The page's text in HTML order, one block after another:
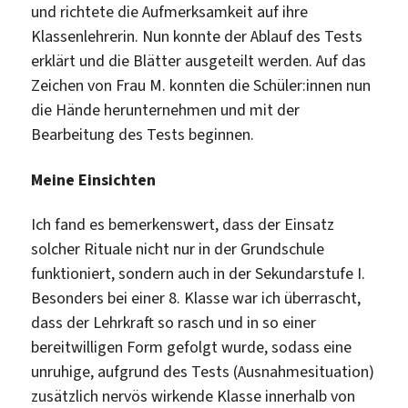
und richtete die Aufmerksamkeit auf ihre
Klassenlehrerin. Nun konnte der Ablauf des Tests
erklärt und die Blätter ausgeteilt werden. Auf das
Zeichen von Frau M. konnten die Schüler:innen nun
die Hände herunternehmen und mit der
Bearbeitung des Tests beginnen.
Meine Einsichten
Ich fand es bemerkenswert, dass der Einsatz
solcher Rituale nicht nur in der Grundschule
funktioniert, sondern auch in der Sekundarstufe I.
Besonders bei einer 8. Klasse war ich überrascht,
dass der Lehrkraft so rasch und in so einer
bereitwilligen Form gefolgt wurde, sodass eine
unruhige, aufgrund des Tests (Ausnahmesituation)
zusätzlich nervös wirkende Klasse innerhalb von